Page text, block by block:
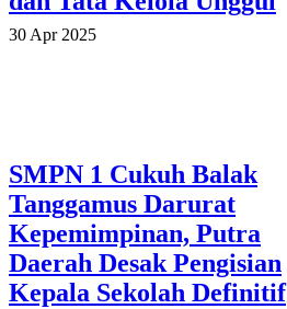
30 Apr 2025
SMPN 1 Cukuh Balak
Tanggamus Darurat
Kepemimpinan, Putra
Daerah Desak Pengisian
Kepala Sekolah Definitif